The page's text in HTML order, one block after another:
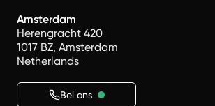
Amsterdam
Herengracht 420
1017 BZ, Amsterdam
Netherlands
Bel ons